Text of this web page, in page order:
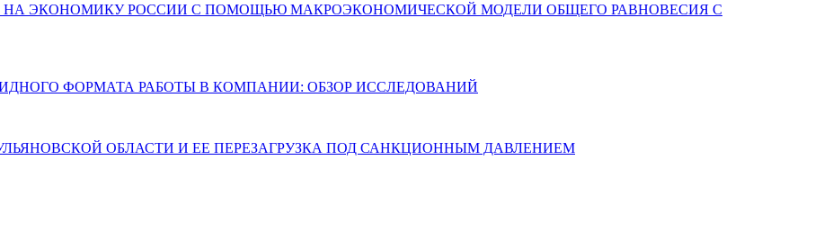
НА ЭКОНОМИКУ РОССИИ С ПОМОЩЬЮ МАКРОЭКОНОМИЧЕСКОЙ МОДЕЛИ ОБЩЕГО РАВНОВЕСИЯ С
ФОРМАТА РАБОТЫ В КОМПАНИИ: ОБЗОР ИССЛЕДОВАНИЙ
ОБЛАСТИ И ЕЕ ПЕРЕЗАГРУЗКА ПОД САНКЦИОННЫМ ДАВЛЕНИЕМ